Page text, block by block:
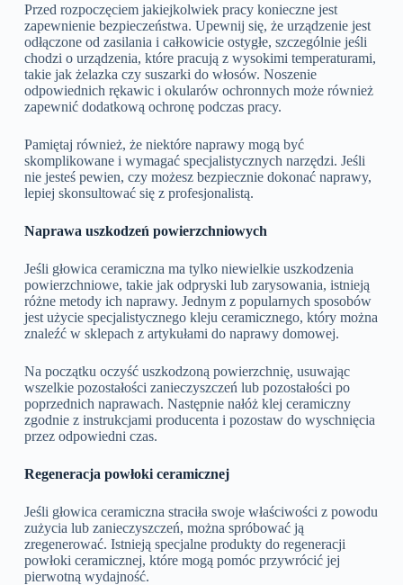
Przed rozpoczęciem jakiejkolwiek pracy konieczne jest
zapewnienie bezpieczeństwa. Upewnij się, że urządzenie jest
odłączone od zasilania i całkowicie ostygłe, szczególnie jeśli
chodzi o urządzenia, które pracują z wysokimi temperaturami,
takie jak żelazka czy suszarki do włosów. Noszenie
odpowiednich rękawic i okularów ochronnych może również
zapewnić dodatkową ochronę podczas pracy.
Pamiętaj również, że niektóre naprawy mogą być
skomplikowane i wymagać specjalistycznych narzędzi. Jeśli
nie jesteś pewien, czy możesz bezpiecznie dokonać naprawy,
lepiej skonsultować się z profesjonalistą.
Naprawa uszkodzeń powierzchniowych
Jeśli głowica ceramiczna ma tylko niewielkie uszkodzenia
powierzchniowe, takie jak odpryski lub zarysowania, istnieją
różne metody ich naprawy. Jednym z popularnych sposobów
jest użycie specjalistycznego kleju ceramicznego, który można
znaleźć w sklepach z artykułami do naprawy domowej.
Na początku oczyść uszkodzoną powierzchnię, usuwając
wszelkie pozostałości zanieczyszczeń lub pozostałości po
poprzednich naprawach. Następnie nałóż klej ceramiczny
zgodnie z instrukcjami producenta i pozostaw do wyschnięcia
przez odpowiedni czas.
Regeneracja powłoki ceramicznej
Jeśli głowica ceramiczna straciła swoje właściwości z powodu
zużycia lub zanieczyszczeń, można spróbować ją
zregenerować. Istnieją specjalne produkty do regeneracji
powłoki ceramicznej, które mogą pomóc przywrócić jej
pierwotną wydajność.